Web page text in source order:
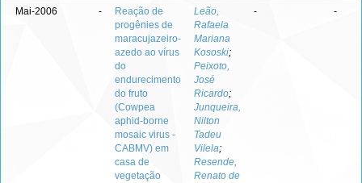
Mai-2006 -
Reação de
progênies de
maracujazeiro-
azedo ao vírus
do
endurecimento
do fruto
(Cowpea
aphid-borne
mosaic virus -
CABMV) em
casa de
vegetação
Leão,
Rafaela
Mariana
Kososki;
Peixoto,
José
Ricardo;
Junqueira,
Nilton
Tadeu
Vilela;
Resende,
Renato de
- -